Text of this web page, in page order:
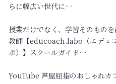
らに幅広い世代に…
授業だけでなく、学習そのもの
教師【educoach.labo（エデュ
ボ）】スクールガイド…
YouTube 芦屋屈指のおしゃれカ